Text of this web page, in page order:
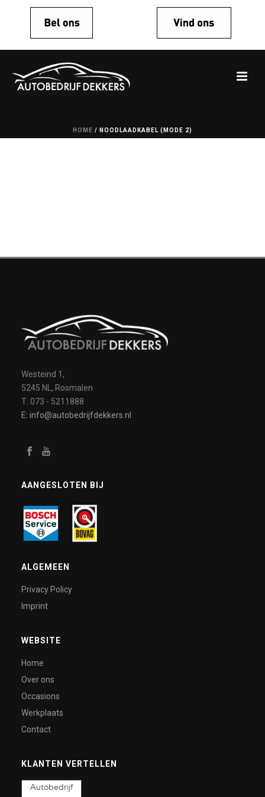
HOME / NOODLAADKABEL (MODE 2)
Westeind 1,
5245 NL, Rosmalen
T: 073 - 5211888
E: info@autobedrijfdekkers.nl
AANGESLOTEN BIJ
ALGEMEEN
Privacy Policy
Imprint
WEBSITE
Home
Over ons
Occasions
Werkplaats
Contact
KLANTEN VERTELLEN
Autobedrijf